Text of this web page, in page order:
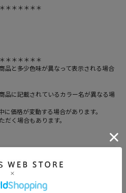
＊＊＊＊＊＊
＊＊＊＊＊＊
品と多少色味が異なって表示される場合
品に記載されているカラー名が異なる場
価格が変動する場合があります。
く場合もあります。
ス > タンクトップ